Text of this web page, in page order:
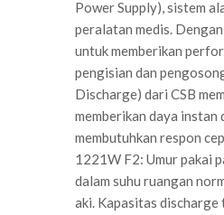
Power Supply), sistem
peralatan medis.
untuk memberikan
pengisian dan
Discharge) dari CSB
memberikan daya
membutuhkan respon
1221W F2: Umur pakai
dalam suhu ruangan
aki. Kapasitas discharge